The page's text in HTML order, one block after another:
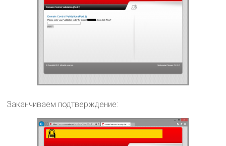
Заканчиваем подтверждение: